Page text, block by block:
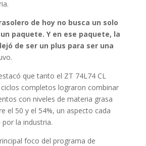
de hoy no busca un solo
paquete. Y en ese paquete, la
de ser un plus para ser una
que tanto el ZT 74L74 CL
completos lograron combinar
con niveles de materia grasa
el 50 y el 54%, un aspecto cada
la industria.
foco del programa de